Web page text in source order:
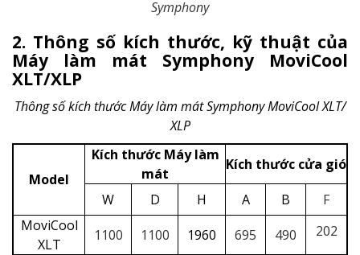
Symphony
2. Thông số kích thước, kỹ thuật của
Máy làm mát Symphony MoviCool
XLT/XLP
Thông số kích thước Máy làm mát Symphony MoviCool XLT/
XLP
Model
Kích thước Máy làm
mát
Kích thước cửa gió
W
D H A B
F
MoviCool
XLT
1100 1100 1960 695 490
202